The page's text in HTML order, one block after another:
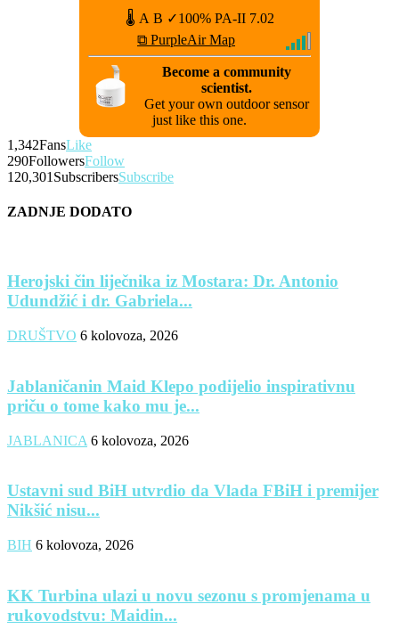
🌡 A B ✓100% PA-II 7.02
⧉ PurpleAir Map
Become a community
scientist.
Get your own outdoor sensor
just like this one.
1,342FansLike
290FollowersFollow
120,301 SubscribersSubscribe
ZADNJE DODATO
Herojski čin liječnika iz Mostara: Dr. Antonio
Udundžić i dr. Gabriela...
DRUŠTVO 6 kolovoza, 2026
Jablaničanin Maid Klepo podijelio inspirativnu
priču o tome kako mu je...
JABLANICA 6 kolovoza, 2026
Ustavni sud BiH utvrdio da Vlada FBiH i premijer
Nikšić nisu...
BIH 6 kolovoza, 2026
KK Turbina ulazi u novu sezonu s promjenama u
rukovodstvu: Maidin...